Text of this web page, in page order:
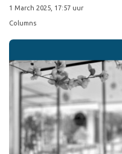
1 March 2025, 17:57 uur
Columns